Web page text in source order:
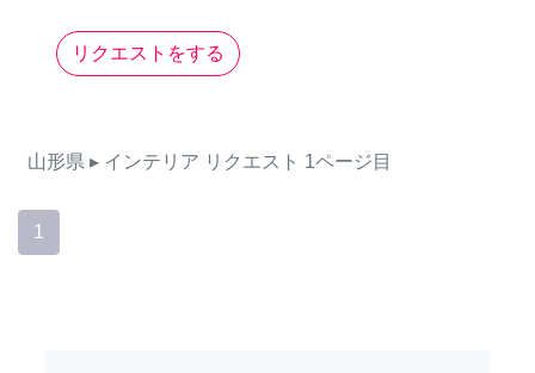
リクエストをする
山形県 ▸ インテリア リクエスト 1ページ目
1